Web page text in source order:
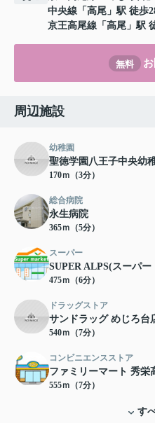
中央線 「 高尾 」駅 徒歩
京王高尾線 「 高尾 」駅
無料
周辺施設
幼稚園
聖徳学園八王子中央幼
170ｍ（3分）
総合病院
永生病院
365ｍ（5分）
スーパー
SUPER ALPS(スーパ
475ｍ（6分）
ドラッグストア
サンドラッグ めじろ台
540ｍ（7分）
コンビニエンスストア
ファミリーマート 秀栄
555ｍ（7分）
す